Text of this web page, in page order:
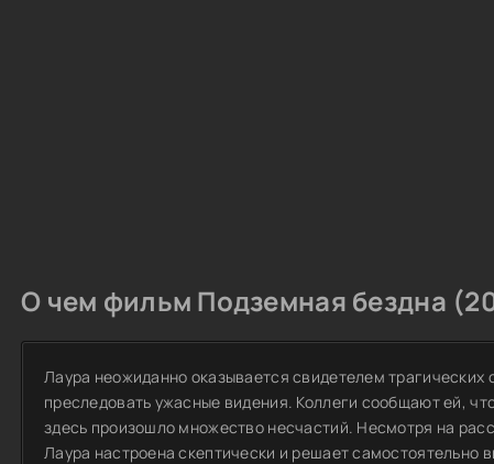
О чем фильм Подземная бездна
Лаура неожиданно оказывается свидетелем
преследовать ужасные видения. Коллеги сообщают ей,
здесь произошло множество несчастий. Несмотря на
Лаура настроена скептически и решает самостоятельно